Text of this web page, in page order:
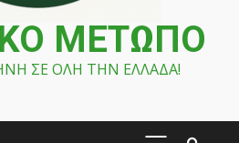
ΜΕΤΩΠΟ
ΣΕ ΟΛΗ ΤΗΝ ΕΛΛΑΔΑ!